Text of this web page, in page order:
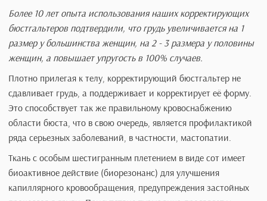
изготовлению этого бюстгальтера соответствуют самым
высоким требованиям по качеству и эргономике.
Такой бюстгальтер можно рекомендовать носить всем
пышной грудью, чтобы поднять её на физиологически
правильный уровень или женщины, у которых грудь уже
потеряла форму по возрастным причинам и после
ребенка.
Более 10 лет опыта использования наших
бюстгальтеров подтвердили, что грудь увеличивается на
размер у большинства женщин, на 2 - 3 размера у